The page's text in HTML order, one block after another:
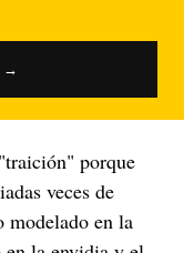
→
porque
veces de
modelado en la